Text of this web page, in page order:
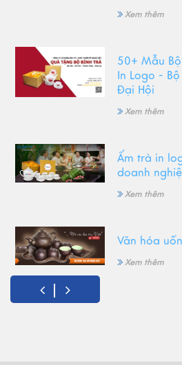
Xem thêm
50+ Mẫu
In Logo -
Đại Hội
Xem thêm
Ấm trà in
doanh
Xem thêm
Văn hóa
Xem thêm